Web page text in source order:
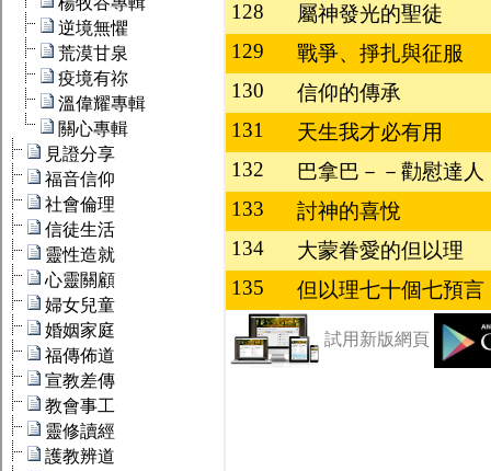
128
屬神發光的聖徒
129
戰爭、掙扎與征服
130
信仰的傳承
131
天生我才必有用
132
巴拿巴－－勸慰達人
133
討神的喜悅
134
大蒙眷愛的但以理
135
但以理七十個七預言
試用新版網頁